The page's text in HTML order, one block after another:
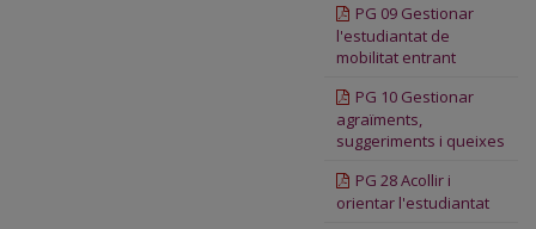
PG 09 Gestionar
l'estudiantat de
mobilitat entrant
PG 10 Gestionar
agraïments,
suggeriments i queixes
PG 28 Acollir i
orientar l'estudiantat